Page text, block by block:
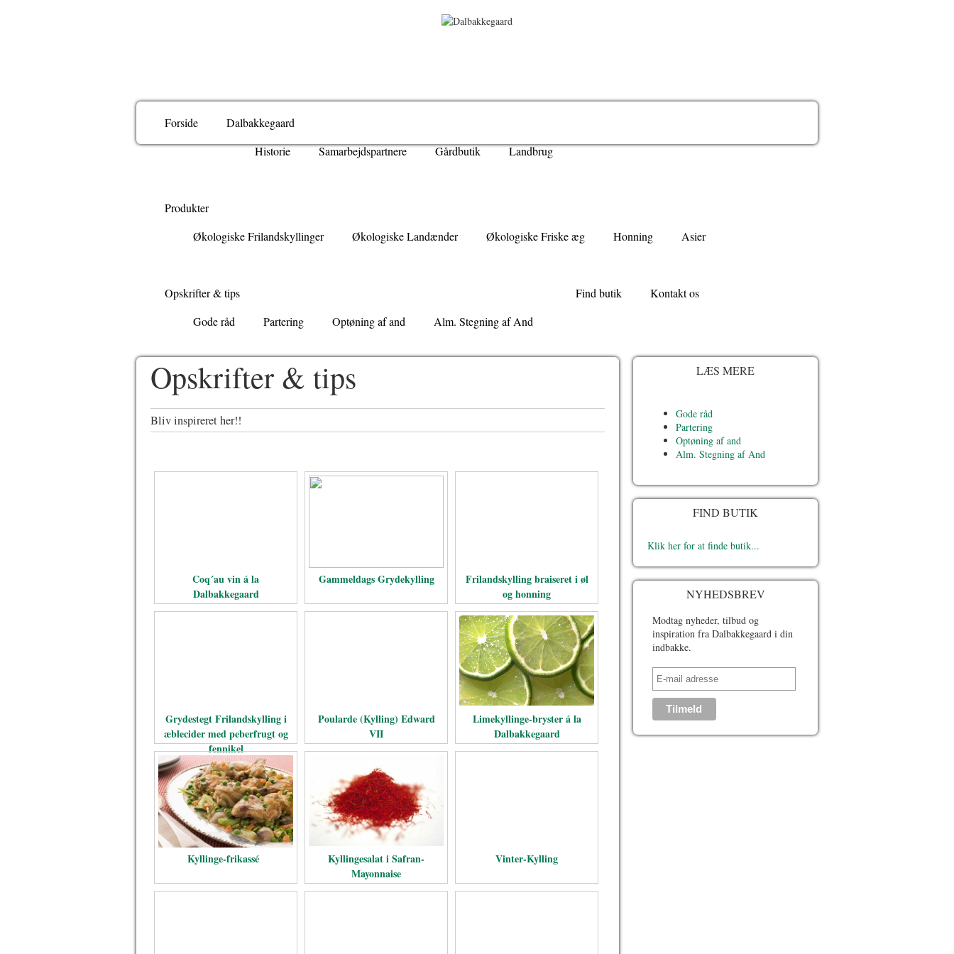
Forside
Dalbakkegaard
Historie
Samarbejdspartnere Gårdbutik Landbrug
Produkter
Økologiske Frilandskyllinger
Økologiske Landænder Økologiske Friske æg Honning Asier
Opskrifter & tips
Gode råd
Partering Optøning af and Alm. Stegning af And
Find butik Kontakt os
Opskrifter & tips
Bliv inspireret her!!
Coq´au vin á la
Dalbakkegaard
Gammeldags Grydekylling
Frilandskylling braiseret i øl
og honning
Grydestegt Frilandskylling i
æblecider med peberfrugt og
fennikel
Poularde (Kylling) Edward
VII
Limekyllinge-bryster á la
Dalbakkegaard
Kyllinge-frikassé
Kyllingesalat i Safran-
Mayonnaise
Vinter-Kylling
LÆS MERE
Gode råd
Partering
Optøning af and
Alm. Stegning af And
FIND BUTIK
Klik her for at finde butik...
NYHEDSBREV
Modtag nyheder, tilbud og
inspiration fra Dalbakkegaard i din
indbakke.